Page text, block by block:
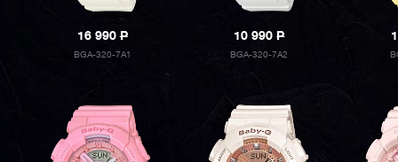
16 990P
BGA-320-7A1
10 990P
BGA-320-7A2